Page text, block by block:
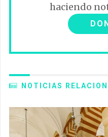
haciendo
NOTICIAS